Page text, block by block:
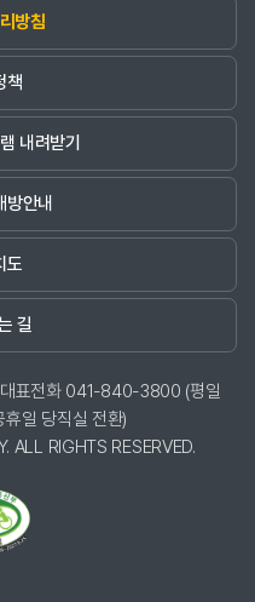
방침
책
내려받기
방안내
도
길
표전화 041-840-3800 (평일
일 당직실 전환)
RIGHTS RESERVED.